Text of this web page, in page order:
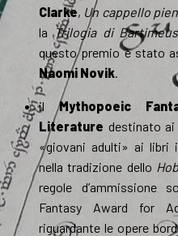
Clarke, Un cappello
laTrilogia di Bartimeus
questo premio è stato
Naomi Novik
ilMythopoeic
Literature destinato
«giovani adulti» ai libri
nella tradizione dello
regole d’ammissione
Fantasy Award for
riguardante le opere